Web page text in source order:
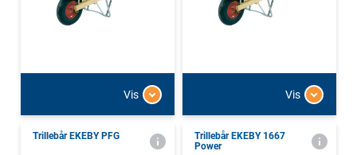
Vis Vis
Trillebår EKEBY PFG
Trillebår EKEBY 1667
Power